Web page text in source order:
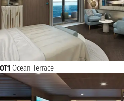
OT1 Ocean Terrace